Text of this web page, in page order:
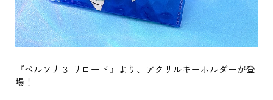
『ペルソナ３ リロード』より、アクリルキーホルダーが登
場！